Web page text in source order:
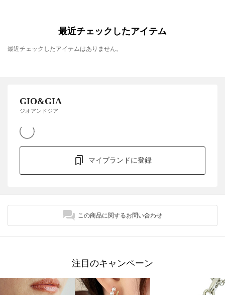
最近チェックしたアイテム
最近チェックしたアイテムはありません。
GIO&GIA
ジオアンドジア
マイブランドに登録
この商品に関するお問い合わせ
注目のキャンペーン